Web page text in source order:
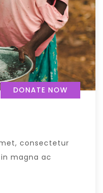
DONATE NOW
consectetur
magna ac